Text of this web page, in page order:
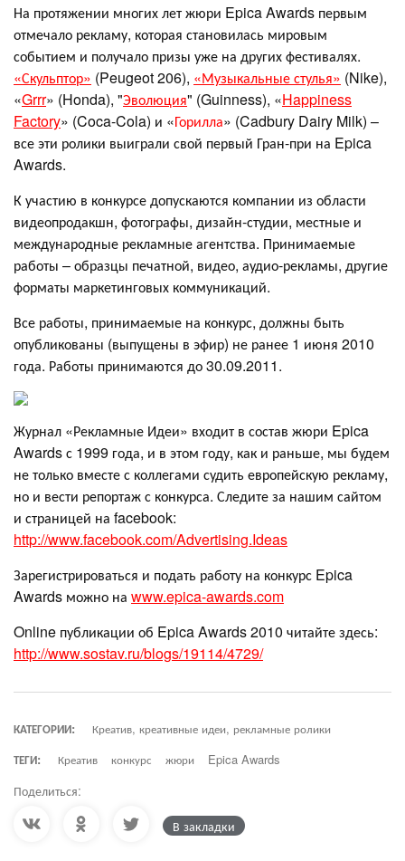
На протяжении многих лет жюри Epica Awards первым
отмечало рекламу, которая становилась мировым
событием и получало призы уже на других фестивалях.
«Скульптор» (Peugeot 206), «Музыкальные стулья» (Nike),
«Grrr» (Honda), "Эволюция" (Guinness), «Happiness
Factory» (Coca-Cola) и «Горилла» (Cadbury Dairy Milk) –
все эти ролики выиграли свой первый Гран-при на Epica
Awards.
К участию в конкурсе допускаются компании из области
видеопродакшн, фотографы, дизайн-студии, местные и
международные рекламные агентства. Принимаемые
работы – образцы печатной, видео, аудио-рекламы, другие
форматы маркетинговых коммуникаций.
Все работы, принимаемые на конкурс, должны быть
опубликованы (выпущены в эфир) не ранее 1 июня 2010
года. Работы принимаются до 30.09.2011.
Журнал «Рекламные Идеи» входит в состав жюри Epica
Awards с 1999 года, и в этом году, как и раньше, мы будем
не только вместе с коллегами судить европейскую рекламу,
но и вести репортаж с конкурса. Следите за нашим сайтом
и страницей на facebook:
http://www.facebook.com/Advertising.Ideas
Зарегистрироваться и подать работу на конкурс Epica
Awards можно на www.epica-awards.com
Online публикации об Epica Awards 2010 читайте здесь:
http://www.sostav.ru/blogs/19114/4729/
КАТЕГОРИИ:
Креатив, креативные идеи, рекламные ролики
ТЕГИ:
Креатив конкурс жюри Epica Awards
Поделиться:
В закладки